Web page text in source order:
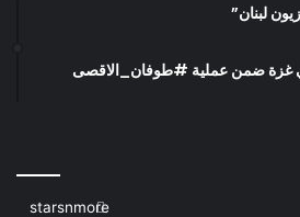
لبنان”
غزة ضمن عملية #طوفان_الاقصى
starsnmore